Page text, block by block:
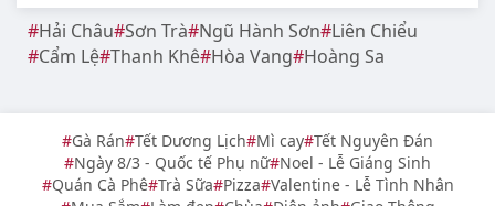
Hải Châu Sơn Trà Ngũ Hành Sơn Liên Chiểu
Cẩm Lệ Thanh Khê Hòa Vang Hoàng Sa
Gà Rán Tết Dương Lịch Mì cay Tết Nguyên Đán
Ngày 8/3 - Quốc tế Phụ nữ Noel - Lễ Giáng Sinh
Quán Cà Phê Trà Sữa Pizza Valentine - Lễ Tình Nhân